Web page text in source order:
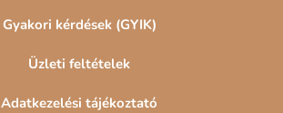
Gyakori kérdések (GYIK)
Üzleti feltételek
Adatkezelési tájékoztató